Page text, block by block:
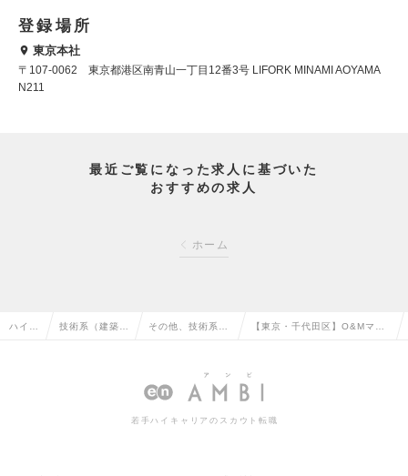
登録場所
東京本社
〒107-0062 東京都港区南青山一丁目12番3号 LIFORK MINAMI AOYAMA
N211
最近ご覧になった求人に基づいた
おすすめの求人
ホーム
ハイク 技術系（建築・ その他、技術系
木・プラント）の
【東京・千代田区】O&Mマネ
エネルギー調達を支援の求人
若手ハイキャリアのスカウト転職